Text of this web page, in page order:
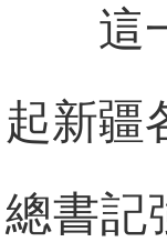
這
起新疆
總書記